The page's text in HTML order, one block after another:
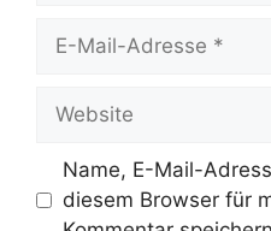
Website
Name, E-Mail-
diesem Browser für